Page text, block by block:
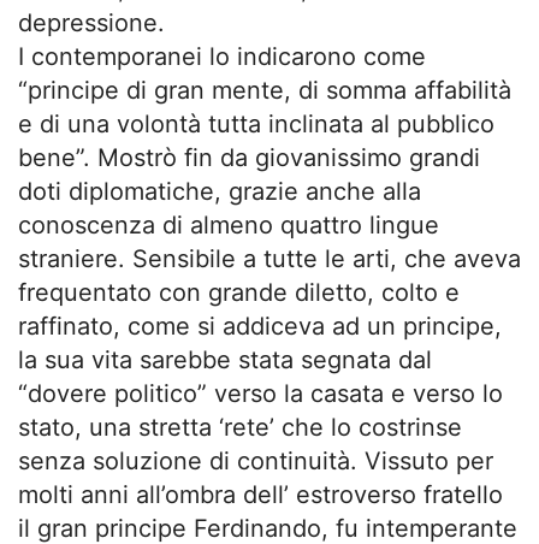
depressione.
I contemporanei lo indicarono come
“principe di gran mente, di somma affabilità
e di una volontà tutta inclinata al pubblico
bene”. Mostrò fin da giovanissimo grandi
doti diplomatiche, grazie anche alla
conoscenza di almeno quattro lingue
straniere. Sensibile a tutte le arti, che aveva
frequentato con grande diletto, colto e
raffinato, come si addiceva ad un principe,
la sua vita sarebbe stata segnata dal
“dovere politico” verso la casata e verso lo
stato, una stretta ‘rete’ che lo costrinse
senza soluzione di continuità. Vissuto per
molti anni all’ombra dell’ estroverso fratello
il gran principe Ferdinando, fu intemperante